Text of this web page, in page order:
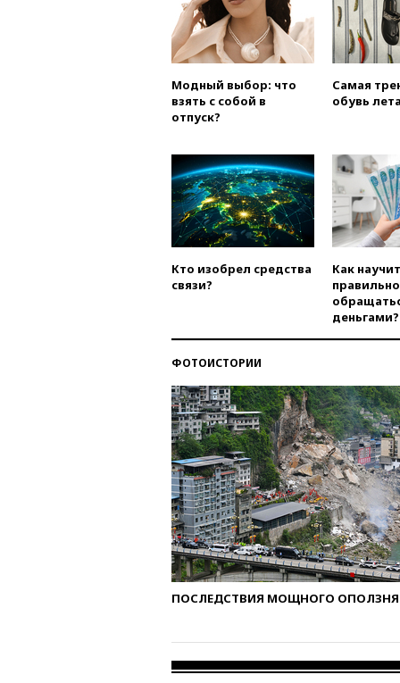
Модный выбор: что
взять с собой в
отпуск?
Самая
обувь
Кто изобрел средства
связи?
Как
правильно
деньгами?
ФОТОИСТОРИИ
ПОСЛЕДСТВИЯ МОЩНОГО ОПОЛЗНЯ